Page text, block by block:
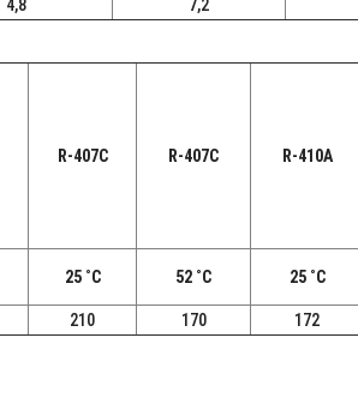
4,8 7,2
R-407C R-407C R-410A
25 ˚C 52 ˚C 25 ˚C
210 170 172